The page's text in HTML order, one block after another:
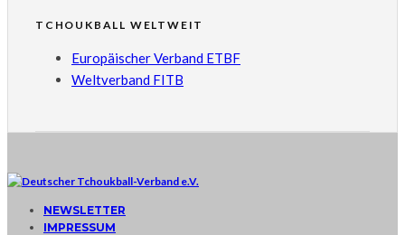
TCHOUKBALL WELTWEIT
Europäischer Verband ETBF
Weltverband FITB
NEWSLETTER
IMPRESSUM